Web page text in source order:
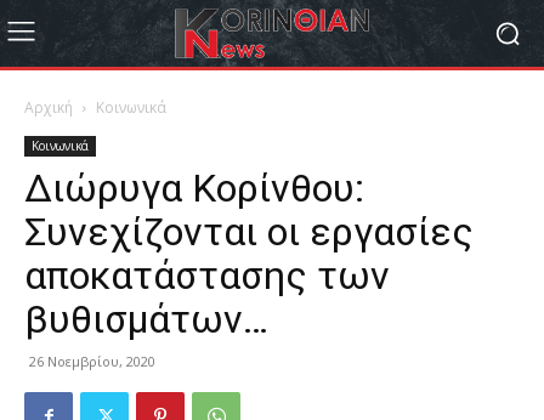
Αρχική Κοινωνικά
Κοινωνικά
Διώρυγα Κορίνθου:
Συνεχίζονται οι εργασίες
αποκατάστασης των
βυθισμάτων…
26 Νοεμβρίου, 2020